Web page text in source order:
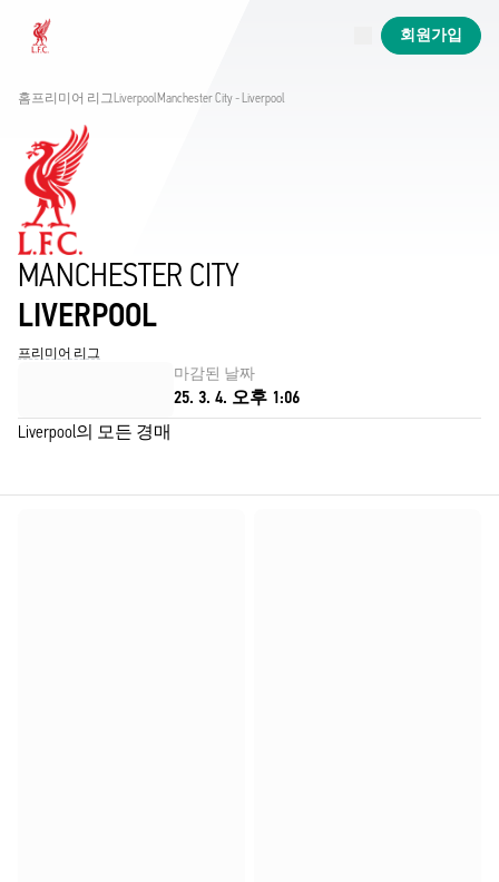
Now live
회원가입
홈프리미어 리그LiverpoolManchester City - Liverpool
MANCHESTER CITY
LIVERPOOL
프리미어 리그
마감된 날짜
25. 3. 4. 오후 1:06
Liverpool의 모든 경매